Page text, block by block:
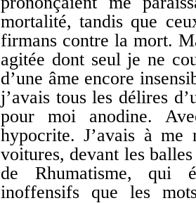
mortalité, tandis que
firmans contre la mort.
agitée dont seul je ne
d’une âme encore
j’avais tous les délires
pour moi anodine.
hypocrite. J’avais à me
voitures, devant les
de Rhumatisme, qui
inoffensifs que les